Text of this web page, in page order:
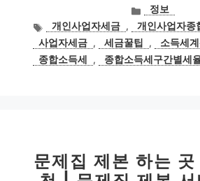
카
테
고
리
정보
태
그
개인사업자세금 , 개인사업자종
사업자세금 , 세금꿀팁 , 소득세
종합소득세
, 종합소득세구간별세
문제집 제본 하는